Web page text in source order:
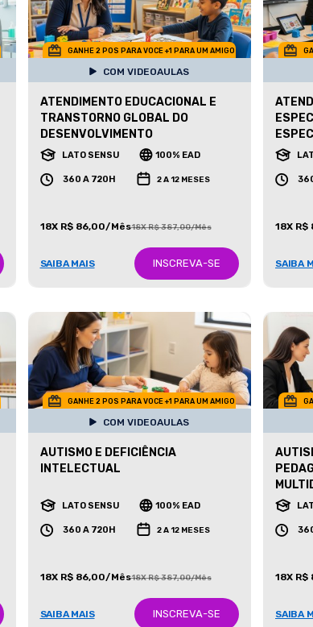
GANHE 2 POS PARA VOCE +1 PARA UM AMIGO
COM VIDEOAULAS
ATENDIMENTO EDUCACIONAL E
TRANSTORNO GLOBAL DO
DESENVOLVIMENTO
LATO SENSU 100% EAD
360 A 720H 2 A 12 MESES
18X R$ 86,00/Mês18X R$ 387,00/Mês
SAIBA MAIS INSCREVA-SE
18X
SAIBA
GANHE 2 POS PARA VOCE +1 PARA UM AMIGO
COM VIDEOAULAS
AUTISMO E DEFICIÊNCIA
INTELECTUAL
LATO SENSU 100% EAD
360 A 720H 2 A 12 MESES
18X R$ 86,00/Mês18X R$ 387,00/Mês
SAIBA MAIS INSCREVA-SE
18X
SAIBA